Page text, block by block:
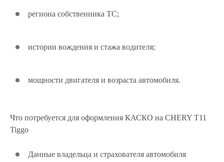
региона собственника ТС;
истории вождения и стажа водителя;
мощности двигателя и возраста автомобиля.
Что потребуется для оформления КАСКО на CHERY T11
Tiggo
Данные владельца и страхователя автомобиля